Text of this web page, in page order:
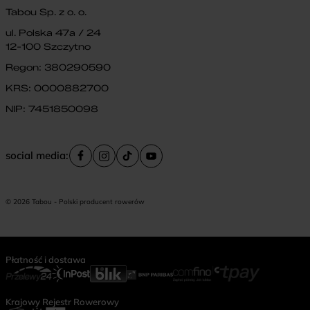
Tabou Sp. z o. o.
ul. Polska 47a / 24
12-100 Szczytno
Regon: 380290590
KRS: 0000882700
NIP: 7451850098
social media:
© 2026 Tabou - Polski producent rowerów
Płatność i dostawa
Krajowy Rejestr Rowerowy